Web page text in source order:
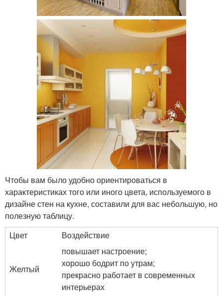
Чтобы вам было удобно ориентироваться в
характеристиках того или иного цвета, используемого в
дизайне стен на кухне, составили для вас небольшую, но
полезную таблицу.
Цвет
Воздействие
Желтый
повышает настроение;
хорошо бодрит по утрам;
прекрасно работает в современных
интерьерах